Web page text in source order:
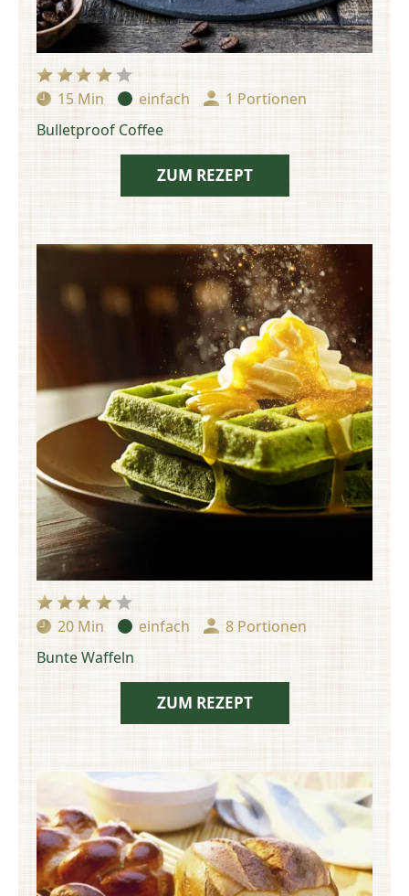
Zubereitungszeit:
15 Min Schwierigkeit:
einfach Portionen:
1 Portionen
Bulletproof Coffee
ZUM REZEPT
Zubereitungszeit:
20 Min Schwierigkeit:
einfach Portionen:
8 Portionen
Bunte Waffeln
ZUM REZEPT